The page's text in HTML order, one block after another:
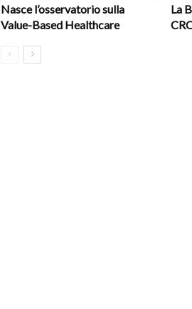
Nasce l’osservatorio sulla
Value-Based Healthcare
La